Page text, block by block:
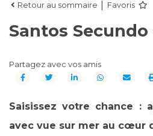
Retour au sommaire Favoris
Santos Secundo
Partagez avec vos amis
Saisissez votre chance :
avec vue sur mer au cœur